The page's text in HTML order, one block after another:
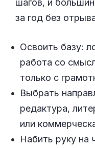
шагов, и
за год без
Освоить базу:
работа со
только с
Выбрать
редактура,
или
Набить руку на